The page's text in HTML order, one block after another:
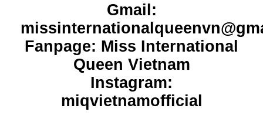
Gmail:
Fanpage: Miss International
Queen Vietnam
Instagram:
miqvietnamofficial